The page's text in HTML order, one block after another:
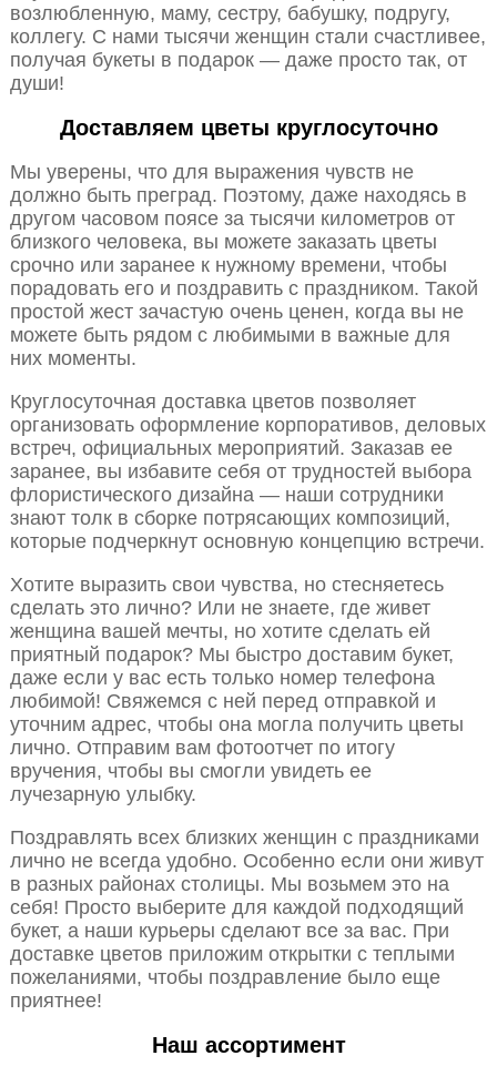
возлюбленную, маму, сестру, бабушку, подругу,
коллегу. С нами тысячи женщин стали счастливее,
получая букеты в подарок — даже просто так, от
души!
Доставляем цветы круглосуточно
Мы уверены, что для выражения чувств не
должно быть преград. Поэтому, даже находясь в
другом часовом поясе за тысячи километров от
близкого человека, вы можете заказать цветы
срочно или заранее к нужному времени, чтобы
порадовать его и поздравить с праздником. Такой
простой жест зачастую очень ценен, когда вы не
можете быть рядом с любимыми в важные для
них моменты.
Круглосуточная доставка цветов позволяет
организовать оформление корпоративов, деловых
встреч, официальных мероприятий. Заказав ее
заранее, вы избавите себя от трудностей выбора
флористического дизайна — наши сотрудники
знают толк в сборке потрясающих композиций,
которые подчеркнут основную концепцию встречи.
Хотите выразить свои чувства, но стесняетесь
сделать это лично? Или не знаете, где живет
женщина вашей мечты, но хотите сделать ей
приятный подарок? Мы быстро доставим букет,
даже если у вас есть только номер телефона
любимой! Свяжемся с ней перед отправкой и
уточним адрес, чтобы она могла получить цветы
лично. Отправим вам фотоотчет по итогу
вручения, чтобы вы смогли увидеть ее
лучезарную улыбку.
Поздравлять всех близких женщин с праздниками
лично не всегда удобно. Особенно если они живут
в разных районах столицы. Мы возьмем это на
себя! Просто выберите для каждой подходящий
букет, а наши курьеры сделают все за вас. При
доставке цветов приложим открытки с теплыми
пожеланиями, чтобы поздравление было еще
приятнее!
Наш ассортимент